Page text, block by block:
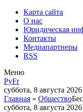
Карта сайта
О нас
Юридическая
Контакты
Медиапартнеры
RSS
Меню
РуFr
суббота, 8 августа 2026
Главная » Общество
суббота, 8 августа 2026